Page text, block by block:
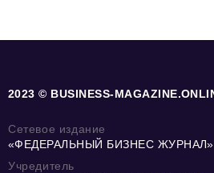
2023 © BUSINESS-
Сетевое издание
«ФЕДЕРАЛЬНЫЙ БИЗНЕС ЖУРНАЛ»
Учредитель